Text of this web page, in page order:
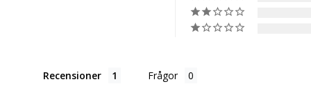
Recensioner Frågor